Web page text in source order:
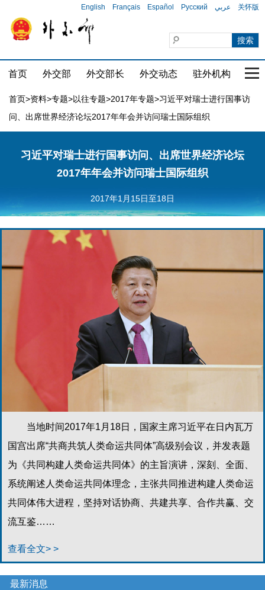
English Français Español Русский عربي 关怀版
首页 外交部 外交部长 外交动态 驻外机构 国
首页>资料>专题>以往专题>2017年专题>习近平对瑞士进行国事访
问、出席世界经济论坛2017年年会并访问瑞士国际组织
习近平对瑞士进行国事访问、出席世界经济论坛
2017年年会并访问瑞士国际组织
2017年1月15日至18日
当地时间2017年1月18日，国家主席习近平在日内瓦万
国宫出席“共商共筑人类命运共同体”高级别会议，并发表题
为《共同构建人类命运共同体》的主旨演讲，深刻、全面、
系统阐述人类命运共同体理念，主张共同推进构建人类命运
共同体伟大进程，坚持对话协商、共建共享、合作共赢、交
流互鉴……
查看全文> >
最新消息